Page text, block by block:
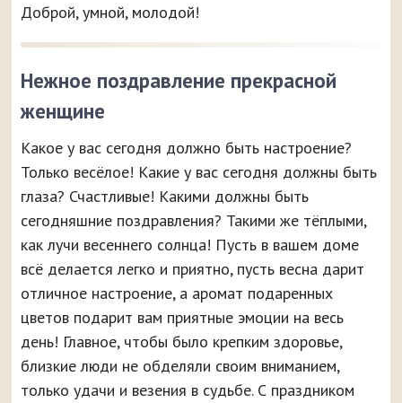
Доброй, умной, молодой!
Нежное поздравление прекрасной
женщине
Какое у вас сегодня должно быть настроение?
Только весёлое! Какие у вас сегодня должны быть
глаза? Счастливые! Какими должны быть
сегодняшние поздравления? Такими же тёплыми,
как лучи весеннего солнца! Пусть в вашем доме
всё делается легко и приятно, пусть весна дарит
отличное настроение, а аромат подаренных
цветов подарит вам приятные эмоции на весь
день! Главное, чтобы было крепким здоровье,
близкие люди не обделяли своим вниманием,
только удачи и везения в судьбе. С праздником